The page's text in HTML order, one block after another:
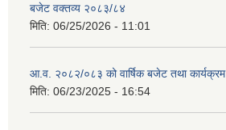
बजेट वक्तव्य २०८३/८४
मिति: 06/25/2026 - 11:01
आ.व. २०८२/०८३ को वार्षिक बजेट तथा कार्यक्रम
मिति: 06/23/2025 - 16:54